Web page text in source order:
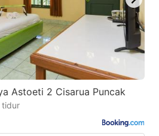
Astoeti 2 Cisarua Puncak
tidur